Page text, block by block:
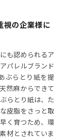
視の企業様に
も認められるア
パレルブランド
ぶらとり紙を提
然麻からできて
らとり紙は、た
皮脂をさっと取
く育つため、環
材とされていま